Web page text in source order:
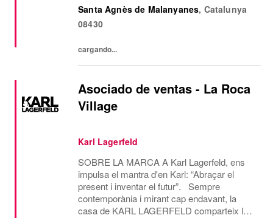
delivering exceptional client experiences....
Santa Agnès de Malanyanes, Catalunya
08430
cargando...
Asociado de ventas - La Roca
Village
Karl Lagerfeld
SOBRE LA MARCA A Karl Lagerfeld, ens
impulsa el mantra d'en Karl: “Abraçar el
present i inventar el futur”. Sempre
contemporània i mirant cap endavant, la
casa de KARL LAGERFELD comparteix la